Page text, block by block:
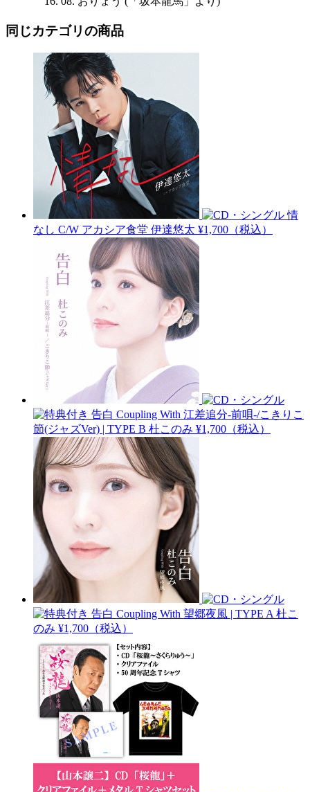
同じカテゴリの商品
情
なし C/W アカシア食堂 伊達悠太 ¥1,700（税込）
告白 Coupling With 江差追分-前唄-/こきりこ
節(ジャズVer) | TYPE B 杜このみ ¥1,700（税込）
告白 Coupling With 望郷夜風 | TYPE A 杜こ
のみ ¥1,700（税込）